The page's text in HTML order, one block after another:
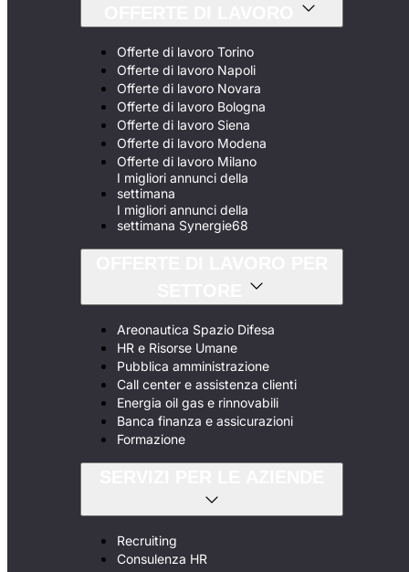
Offerte di lavoro Torino
Offerte di lavoro Napoli
Offerte di lavoro Novara
Offerte di lavoro Bologna
Offerte di lavoro Siena
Offerte di lavoro Modena
Offerte di lavoro Milano
I migliori annunci della
settimana
I migliori annunci della
settimana Synergie68
Areonautica Spazio Difesa
HR e Risorse Umane
Pubblica amministrazione
Call center e assistenza clienti
Energia oil gas e rinnovabili
Banca finanza e assicurazioni
Formazione
Recruiting
Consulenza HR